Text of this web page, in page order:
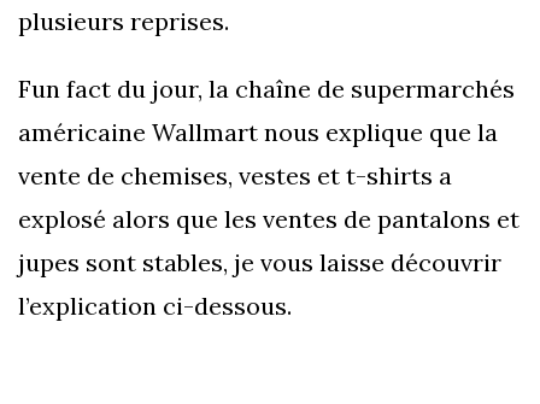
plusieurs reprises.
Fun fact du jour, la chaîne de supermarchés
américaine Wallmart nous explique que la
vente de chemises, vestes et t-shirts a
explosé alors que les ventes de pantalons et
jupes sont stables, je vous laisse découvrir
l’explication ci-dessous.